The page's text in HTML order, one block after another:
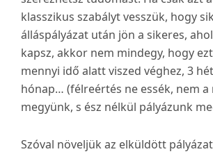
klasszikus szabályt vesszük, hogy
álláspályázat után jön a sikeres,
kapsz, akkor nem mindegy, hogy
mennyi idő alatt viszed véghez, 3
hónap… (félreértés ne essék, nem
megyünk, s ész nélkül pályázunk
Szóval növeljük az elküldött